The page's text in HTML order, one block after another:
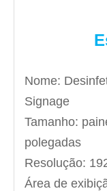
Nome:
Signage
Tamanho:
polegadas
Resolução:
Área de